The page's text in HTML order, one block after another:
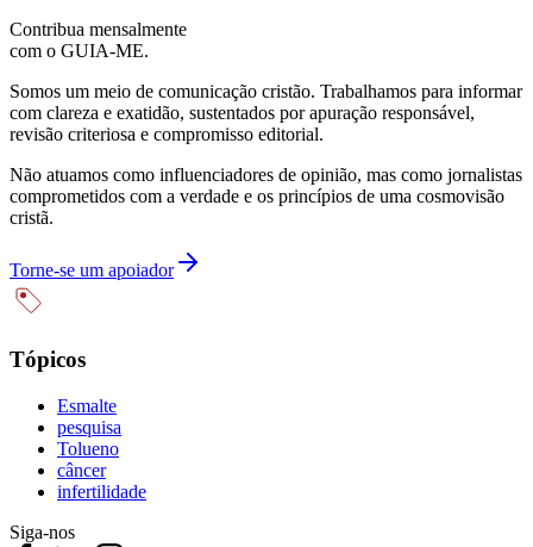
Contribua mensalmente
com o GUIA-ME.
Somos um meio de comunicação cristão. Trabalhamos para informar
com clareza e exatidão, sustentados por apuração responsável,
revisão criteriosa e compromisso editorial.
Não atuamos como influenciadores de opinião, mas como jornalistas
comprometidos com a verdade e os princípios de uma cosmovisão
cristã.
Torne-se um apoiador
Tópicos
Esmalte
pesquisa
Tolueno
câncer
infertilidade
Siga-nos